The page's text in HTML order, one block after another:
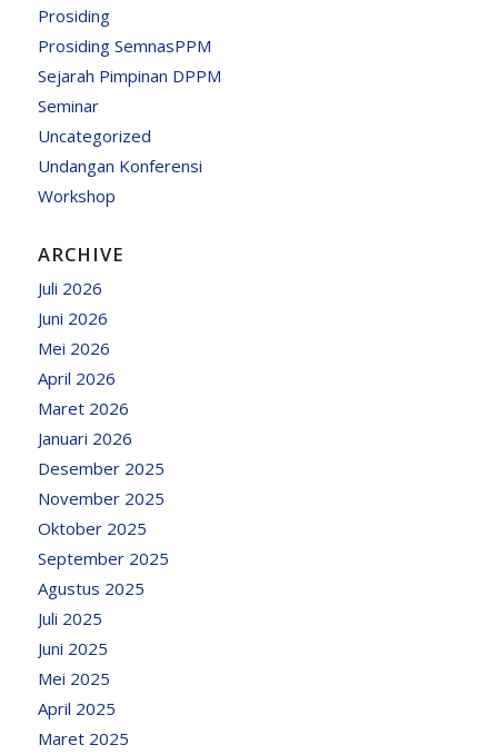
Prosiding
Prosiding SemnasPPM
Sejarah Pimpinan DPPM
Seminar
Uncategorized
Undangan Konferensi
Workshop
ARCHIVE
Juli 2026
Juni 2026
Mei 2026
April 2026
Maret 2026
Januari 2026
Desember 2025
November 2025
Oktober 2025
September 2025
Agustus 2025
Juli 2025
Juni 2025
Mei 2025
April 2025
Maret 2025